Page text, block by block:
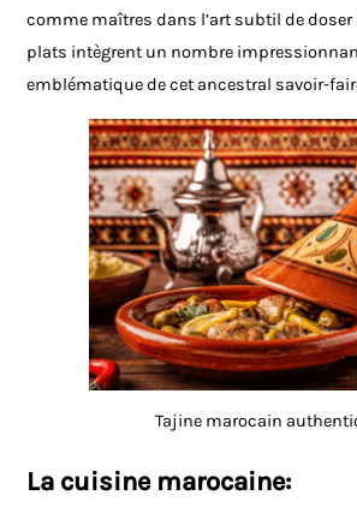
comme maîtres dans l’art subtil de doser
plats intègrent un nombre
emblématique de cet ancestral savoir-
Tajine marocain
La cuisine marocaine: